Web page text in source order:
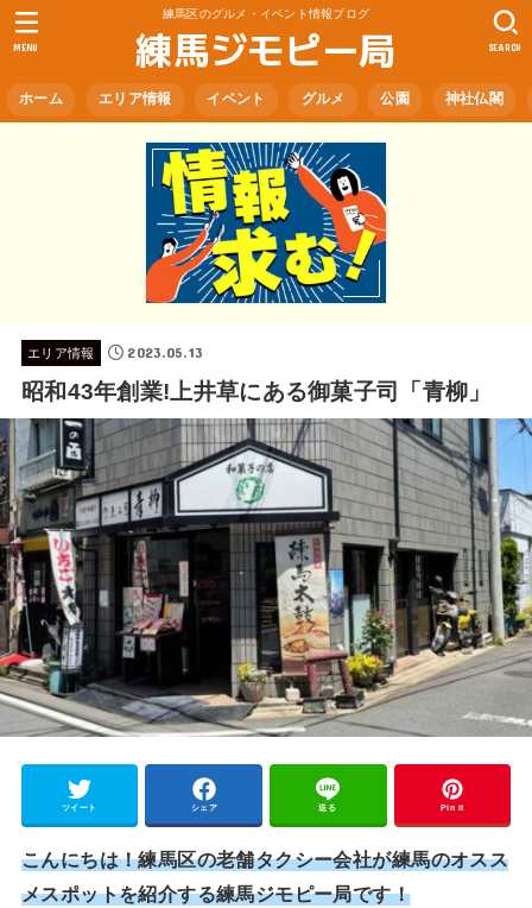
練馬区のグルメ・イベント情報ブログ
練馬ジモピー局
ホーム エリア情報 イベント グルメ 公園 神社仏閣
SEARCH
MENU
エリア情報 2023.05.13
昭和43年創業!上井草にある御菓子司「青柳」
ツイート シェア 送る Pin it
こんにちは！練馬区の老舗タクシー会社が練馬のオスス
メスポットを紹介する練馬ジモピー局です！